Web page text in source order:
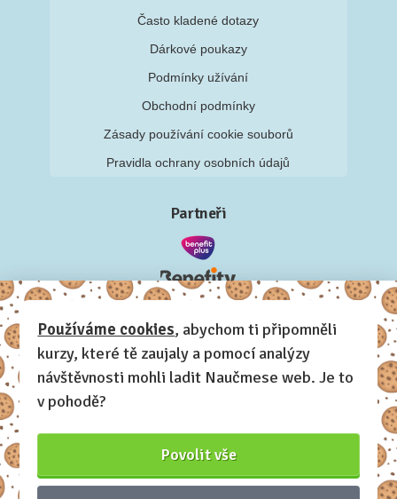
Často kladené dotazy
Dárkové poukazy
Podmínky užívání
Obchodní podmínky
Zásady používání cookie souborů
Pravidla ochrany osobních údajů
Partneři
Používáme cookies, abychom ti připomněli
kurzy, které tě zaujaly a pomocí analýzy
návštěvnosti mohli ladit Naučmese web. Je to
v pohodě?
Povolit vše